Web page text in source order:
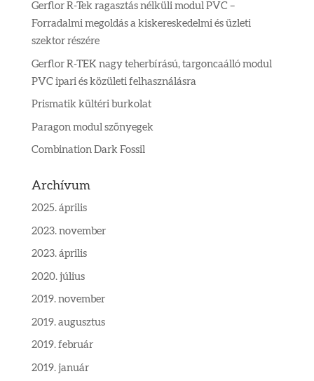
Gerflor R-Tek ragasztás nélküli modul PVC –
Forradalmi megoldás a kiskereskedelmi és üzleti
szektor részére
Gerflor R-TEK nagy teherbírású, targoncaálló modul
PVC ipari és közületi felhasználásra
Prismatik kültéri burkolat
Paragon modul szőnyegek
Combination Dark Fossil
Archívum
2025. április
2023. november
2023. április
2020. július
2019. november
2019. augusztus
2019. február
2019. január